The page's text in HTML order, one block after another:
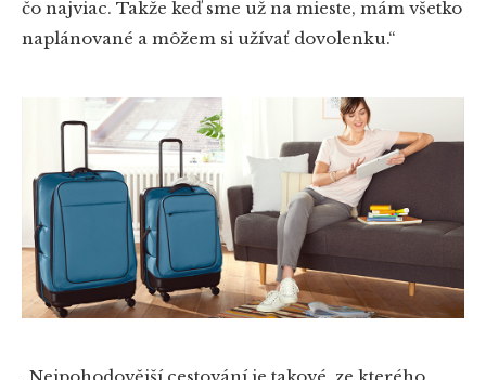
čo najviac. Takže keď sme už na mieste, mám všetko
naplánované a môžem si užívať dovolenku.“